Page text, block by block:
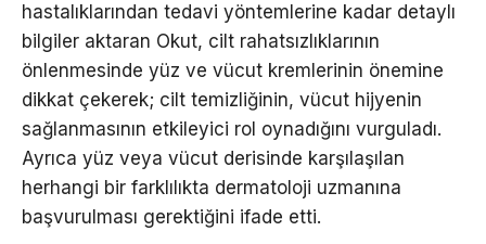
hastalıklarından tedavi yöntemlerine kadar detaylı
bilgiler aktaran Okut, cilt rahatsızlıklarının
önlenmesinde yüz ve vücut kremlerinin önemine
dikkat çekerek; cilt temizliğinin, vücut hijyenin
sağlanmasının etkileyici rol oynadığını vurguladı.
Ayrıca yüz veya vücut derisinde karşılaşılan
herhangi bir farklılıkta dermatoloji uzmanına
başvurulması gerektiğini ifade etti.